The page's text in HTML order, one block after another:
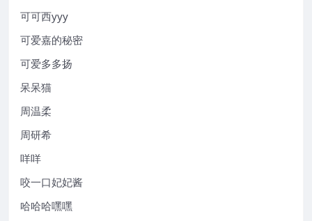
可可西yyy
可爱嘉的秘密
可爱多多扬
呆呆猫
周温柔
周研希
咩咩
咬一口妃妃酱
哈哈哈嘿嘿